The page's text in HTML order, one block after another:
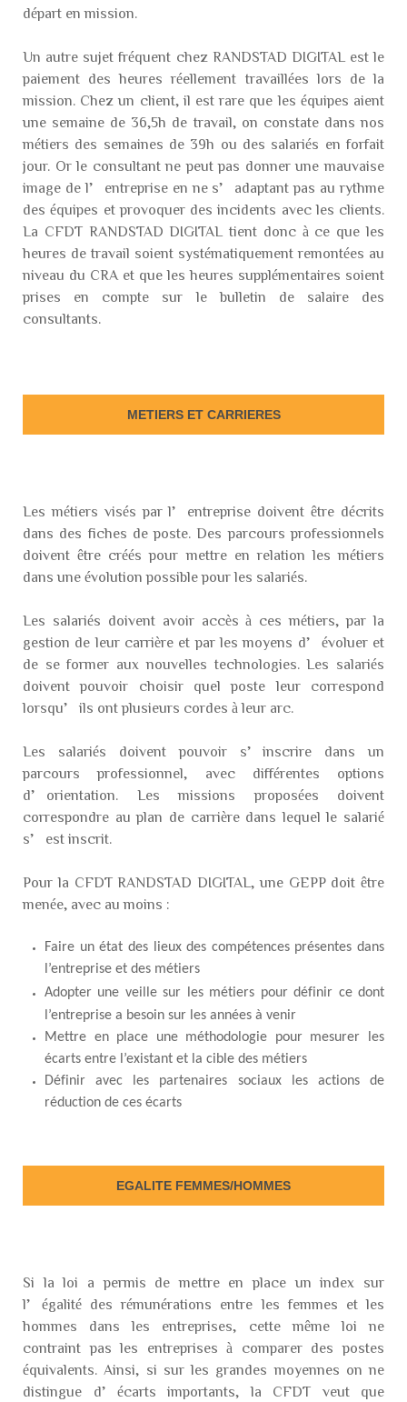
départ en mission.
Un autre sujet fréquent chez RANDSTAD DIGITAL est le
paiement des heures réellement travaillées lors de la
mission. Chez un client, il est rare que les équipes aient
une semaine de 36,5h de travail, on constate dans nos
métiers des semaines de 39h ou des salariés en forfait
jour. Or le consultant ne peut pas donner une mauvaise
image de l’entreprise en ne s’adaptant pas au rythme
des équipes et provoquer des incidents avec les clients.
La CFDT RANDSTAD DIGITAL tient donc à ce que les
heures de travail soient systématiquement remontées au
niveau du CRA et que les heures supplémentaires soient
prises en compte sur le bulletin de salaire des
consultants.
METIERS ET CARRIERES
Les métiers visés par l’entreprise doivent être décrits
dans des fiches de poste. Des parcours professionnels
doivent être créés pour mettre en relation les métiers
dans une évolution possible pour les salariés.
Les salariés doivent avoir accès à ces métiers, par la
gestion de leur carrière et par les moyens d’évoluer et
de se former aux nouvelles technologies. Les salariés
doivent pouvoir choisir quel poste leur correspond
lorsqu’ils ont plusieurs cordes à leur arc.
Les salariés doivent pouvoir s’inscrire dans un
parcours professionnel, avec différentes options
d’orientation. Les missions proposées doivent
correspondre au plan de carrière dans lequel le salarié
s’est inscrit.
Pour la CFDT RANDSTAD DIGITAL, une GEPP doit être
menée, avec au moins :
Faire un état des lieux des compétences présentes dans
l’entreprise et des métiers
Adopter une veille sur les métiers pour définir ce dont
l’entreprise a besoin sur les années à venir
Mettre en place une méthodologie pour mesurer les
écarts entre l’existant et la cible des métiers
Définir avec les partenaires sociaux les actions de
réduction de ces écarts
EGALITE FEMMES/HOMMES
Si la loi a permis de mettre en place un index sur
l’égalité des rémunérations entre les femmes et les
hommes dans les entreprises, cette même loi ne
contraint pas les entreprises à comparer des postes
équivalents. Ainsi, si sur les grandes moyennes on ne
distingue d’écarts importants, la CFDT veut que